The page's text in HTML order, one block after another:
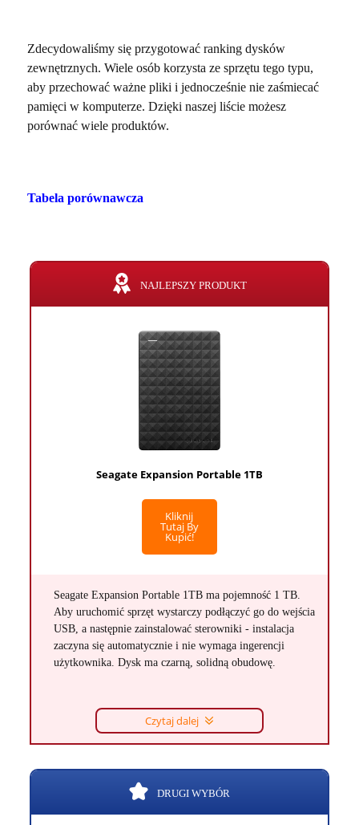
Zdecydowaliśmy się przygotować ranking dysków
zewnętrznych. Wiele osób korzysta ze sprzętu tego typu,
aby przechować ważne pliki i jednocześnie nie zaśmiecać
pamięci w komputerze. Dzięki naszej liście możesz
porównać wiele produktów.
Tabela porównawcza
NAJLEPSZY PRODUKT
Seagate Expansion Portable 1TB
Kliknij
Tutaj By
Kupić!
Seagate Expansion Portable 1TB ma pojemność 1 TB.
Aby uruchomić sprzęt wystarczy podłączyć go do wejścia
USB, a następnie zainstalować sterowniki - instalacja
zaczyna się automatycznie i nie wymaga ingerencji
użytkownika. Dysk ma czarną, solidną obudowę.
Czytaj dalej
DRUGI WYBÓR